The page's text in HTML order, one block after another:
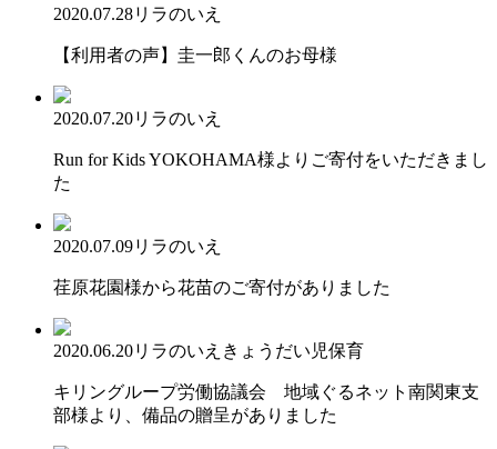
2020.07.28リラのいえ
【利用者の声】圭一郎くんのお母様
2020.07.20リラのいえ
Run for Kids YOKOHAMA様よりご寄付をいただきまし
た
2020.07.09リラのいえ
荏原花園様から花苗のご寄付がありました
2020.06.20リラのいえ きょうだい児保育
キリングループ労働協議会 地域ぐるネット南関東支
部様より、備品の贈呈がありました